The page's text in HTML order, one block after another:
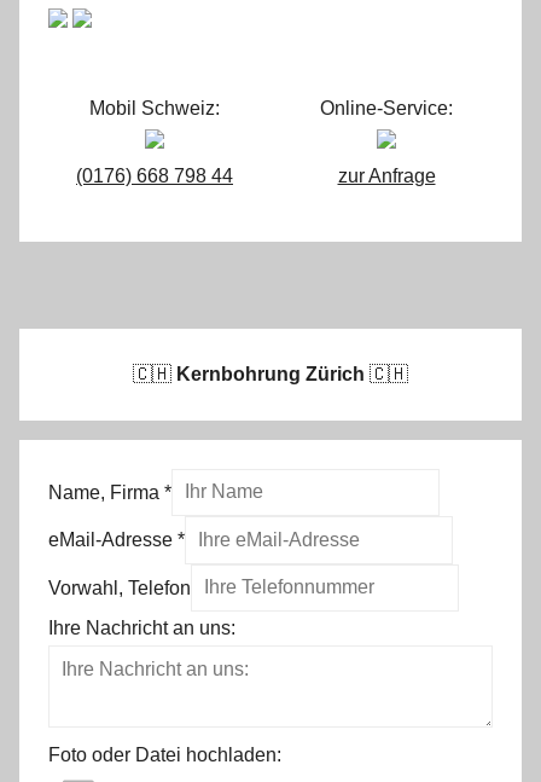
Mobil Schweiz:
(0176) 668 798 44
Online-Service:
zur Anfrage
🇨🇭 Kernbohrung Zürich 🇨🇭
Name, Firma *
eMail-Adresse *
Vorwahl, Telefon
Ihre Nachricht an uns:
Foto oder Datei hochladen: